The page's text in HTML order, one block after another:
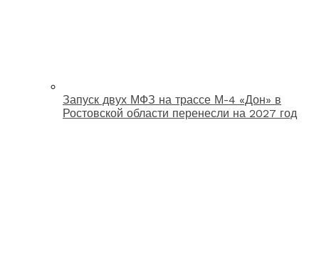
Запуск двух МФЗ на трассе М-4 «Дон» в
Ростовской области перенесли на 2027 год